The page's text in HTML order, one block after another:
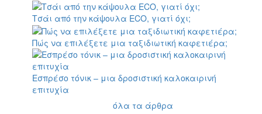
Τσάι από την κάψουλα ECO, γιατί όχι;
Πώς να επιλέξετε μια ταξιδιωτική καφετιέρα;
Εσπρέσο τόνικ – μια δροσιστική καλοκαιρινή
επιτυχία
όλα τα άρθρα